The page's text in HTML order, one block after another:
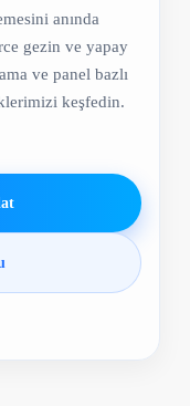
anında
gezin ve yapay
ve panel bazlı
keşfedin.